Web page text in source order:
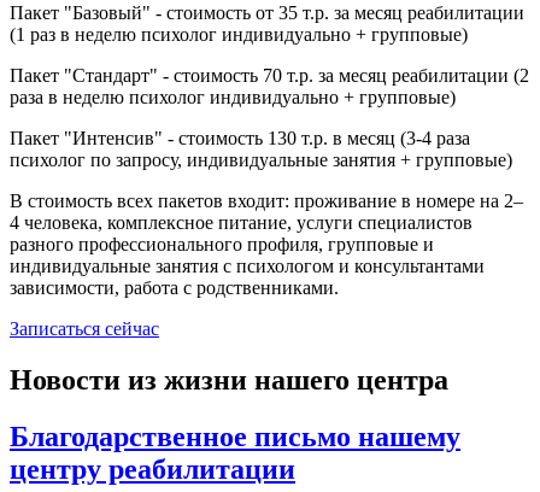
Пакет "Базовый" - стоимость от 35 т.р. за месяц реабилитации
(1 раз в неделю психолог индивидуально + групповые)
Пакет "Стандарт" - стоимость 70 т.р. за месяц реабилитации (2
раза в неделю психолог индивидуально + групповые)
Пакет "Интенсив" - стоимость 130 т.р. в месяц (3-4 раза
психолог по запросу, индивидуальные занятия + групповые)
В стоимость всех пакетов входит: проживание в номере на 2–
4 человека, комплексное питание, услуги специалистов
разного профессионального профиля, групповые и
индивидуальные занятия с психологом и консультантами
зависимости, работа с родственниками.
Записаться сейчас
Новости из жизни нашего центра
Благодарственное письмо нашему
центру реабилитации